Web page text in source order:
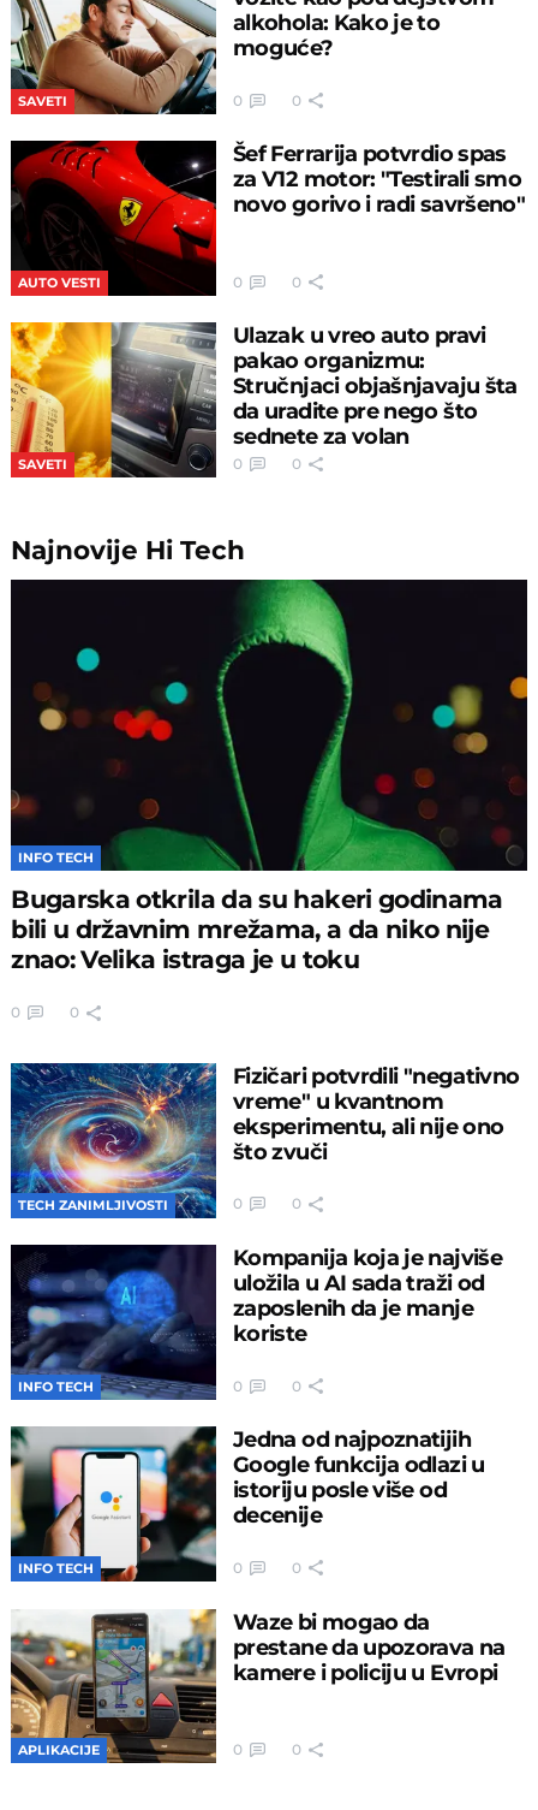
SAVETI
alkohola: Kako je to
moguće?
0 0
AUTO VESTI
Šef Ferrarija potvrdio spas
za V12 motor: "Testirali smo
novo gorivo i radi savršeno"
0 0
SAVETI
Ulazak u vreo auto pravi
pakao organizmu:
Stručnjaci objašnjavaju šta
da uradite pre nego što
sednete za volan
0 0
Najnovije Hi Tech
INFO TECH
Bugarska otkrila da su hakeri godinama
bili u državnim mrežama, a da niko nije
znao: Velika istraga je u toku
0 0
TECH ZANIMLJIVOSTI
Fizičari potvrdili "negativno
vreme" u kvantnom
eksperimentu, ali nije ono
što zvuči
0 0
INFO TECH
Kompanija koja je najviše
uložila u AI sada traži od
zaposlenih da je manje
koriste
0 0
INFO TECH
Jedna od najpoznatijih
Google funkcija odlazi u
istoriju posle više od
decenije
0 0
APLIKACIJE
Waze bi mogao da
prestane da upozorava na
kamere i policiju u Evropi
0 0